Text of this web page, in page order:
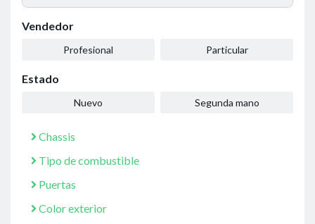
Vendedor
Profesional Particular
Estado
Nuevo Segunda mano
Chassis
Tipo de combustible
Puertas
Color exterior